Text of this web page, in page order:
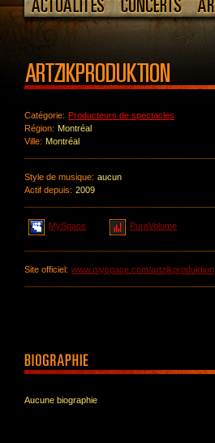
Catégorie: Producteurs de spectacles
Région: Montréal
Ville: Montréal
Style de musique: aucun
Actif depuis: 2009
MySpace PureVolume
Site officiel: www.myspace.com/artzikproduktion
Aucune biographie